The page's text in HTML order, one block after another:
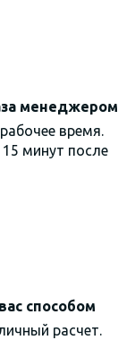
менеджером
время.
минут после
способом
расчет.